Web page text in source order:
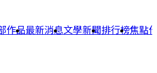
作品最新消息文學新聞排行榜焦點